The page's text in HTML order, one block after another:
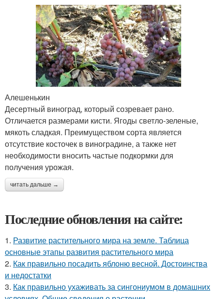
Алешенькин
Десертный виноград, который созревает рано.
Отличается размерами кисти. Ягоды светло-зеленые,
мякоть сладкая. Преимуществом сорта является
отсутствие косточек в виноградине, а также нет
необходимости вносить частые подкормки для
получения урожая.
читать дальше →
Последние обновления на сайте:
1. Развитие растительного мира на земле. Таблица
основные этапы развития растительного мира
2. Как правильно посадить яблоню весной. Достоинства
и недостатки
3. Как правильно ухаживать за сингониумом в домашних